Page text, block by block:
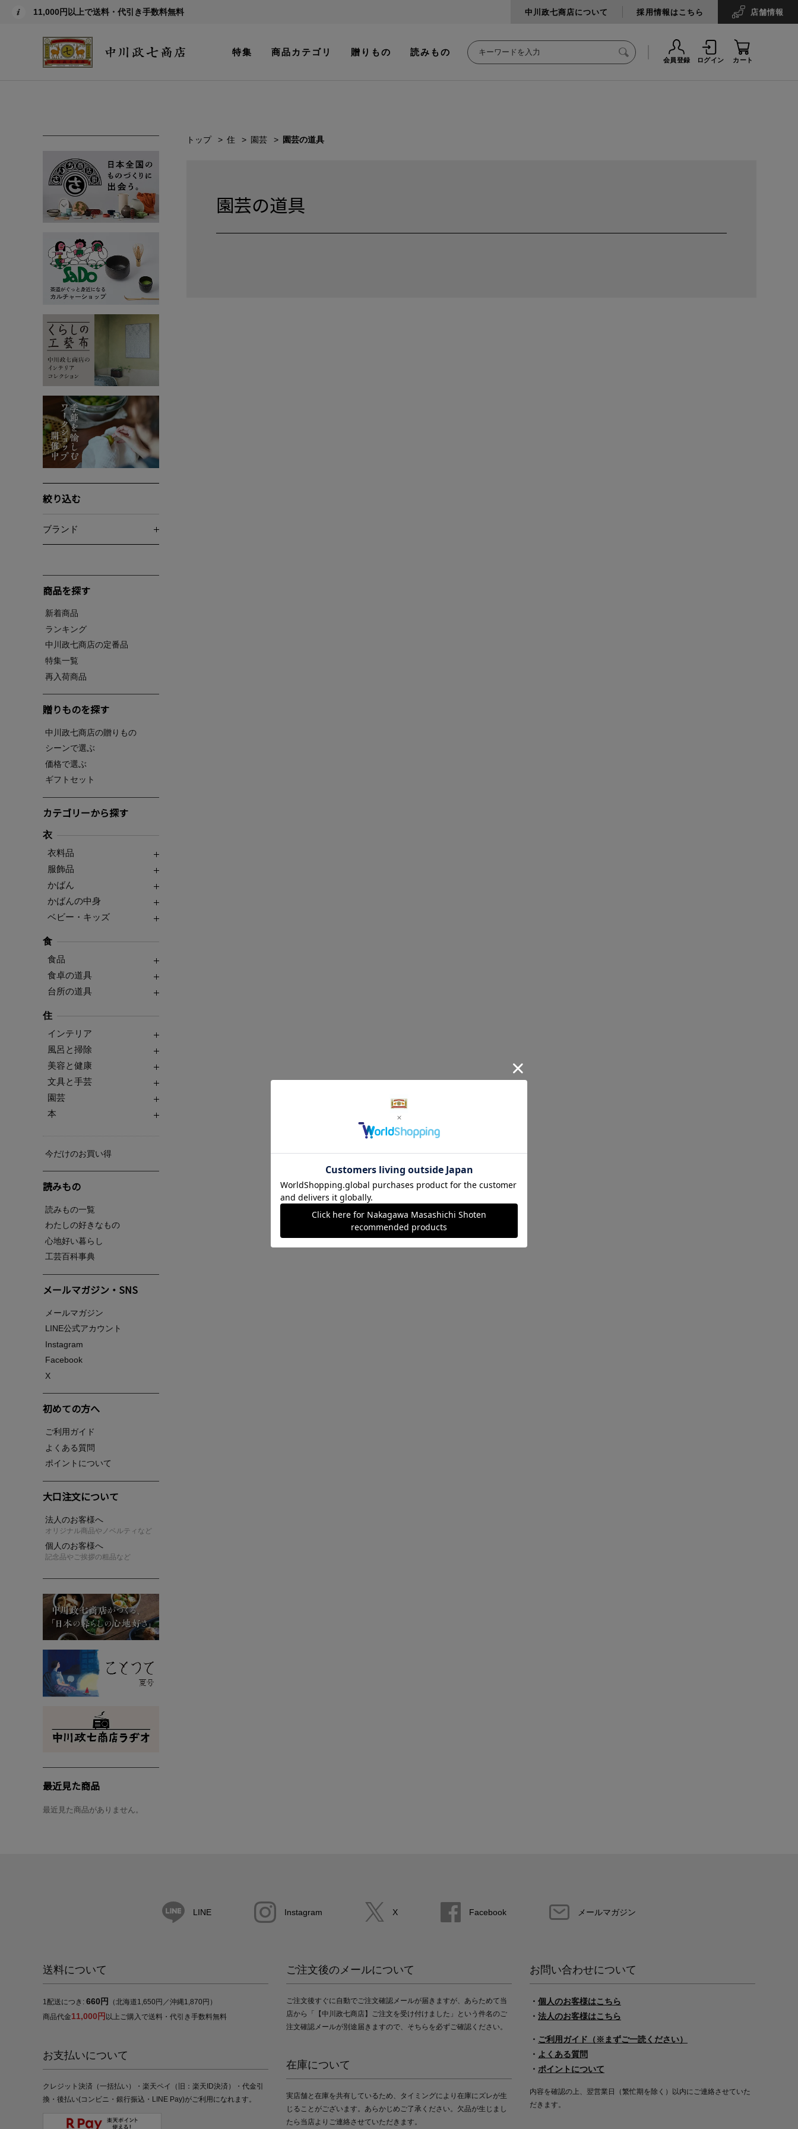
11,000円以上で送料・代引き手数料無料 中川政七商店について 採用情報はこちら 店舗情報
特集 商品カテゴリ 贈りもの 読みもの
会員登録 ログイン カート
絞り込む
ブランド
商品を探す
新着商品
ランキング
中川政七商店の定番品
特集一覧
再入荷商品
贈りものを探す
中川政七商店の贈りもの
シーンで選ぶ
価格で選ぶ
ギフトセット
カテゴリーから探す
衣
衣料品
服飾品
かばん
かばんの中身
ベビー・キッズ
食
食品
食卓の道具
台所の道具
住
インテリア
風呂と掃除
美容と健康
文具と手芸
園芸
本
今だけのお買い得
読みもの
読みもの一覧
わたしの好きなもの
心地好い暮らし
工芸百科事典
メールマガジン・SNS
メールマガジン
LINE公式アカウント
Instagram
Facebook
X
初めての方へ
ご利用ガイド
よくある質問
ポイントについて
大口注文について
法人のお客様へ
オリジナル商品やノベルティなど
個人のお客様へ
記念品やご挨拶の粗品など
最近見た商品
最近見た商品がありません。
トップ 住 園芸 園芸の道具
園芸の道具
LINE Instagram X Facebook メールマガジン
送料について
1配送につき: 660円
（北海道1,650円／沖縄1,870円）
商品代金11,000円 以上ご購入で送料・代引き手数料無料
お支払いについて
クレジット決済（一括払い）・楽天ペイ（旧：楽天ID決済）・代金引
換・後払い(コンビニ・銀行振込・LINE Pay)がご利用になれます。
ご注文後のメールについて
ご注文後すぐに自動でご注文確認メールが届きますが、あらためて当
店から「【中川政七商店】ご注文を受け付けました」という件名のご
注文確認メールが別途届きますので、そちらを必ずご確認ください。
在庫について
実店舗と在庫を共有しているため、タイミングにより在庫にズレが生
じることがございます。あらかじめご了承ください。欠品が生じまし
たら当店よりご連絡させていただきます。
お問い合わせについて
・ 個人のお客様はこちら
・ 法人のお客様はこちら
・ ご利用ガイド（※まずご一読ください）
・ よくある質問
・ ポイントについて
内容を確認の上、翌営業日（繁忙期を除く）以内にご連絡させていた
だきます。